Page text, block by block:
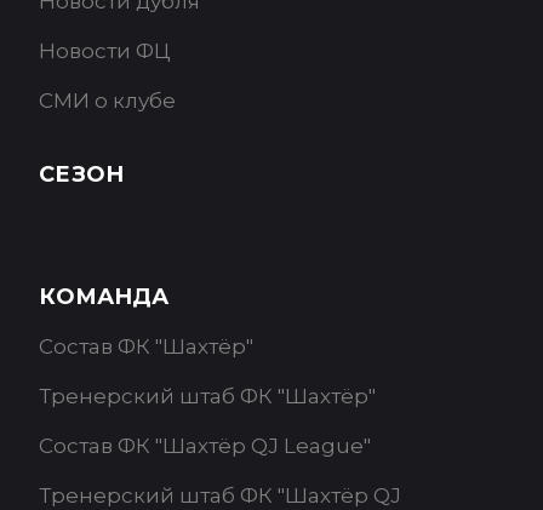
Новости ФЦ
СМИ о клубе
СЕЗОН
КОМАНДА
Состав ФК "Шахтёр"
Тренерский штаб ФК "Шахтёр"
Состав ФК "Шахтёр QJ League"
Тренерский штаб ФК "Шахтёр QJ